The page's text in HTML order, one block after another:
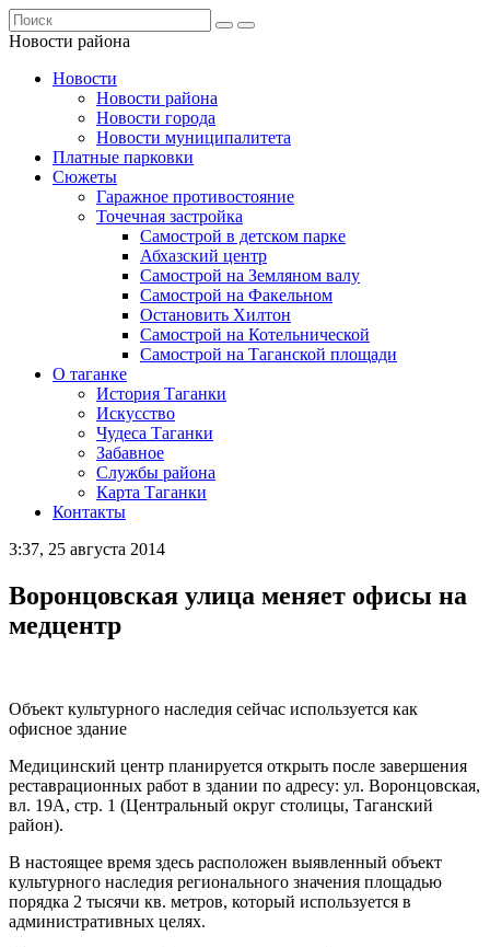
Новости района
Новости
Новости района
Новости города
Новости муниципалитета
Платные парковки
Сюжеты
Гаражное противостояние
Точечная застройка
Самострой в детском парке
Абхазский центр
Самострой на Земляном валу
Самострой на Факельном
Остановить Хилтон
Самострой на Котельнической
Самострой на Таганской площади
О таганке
История Таганки
Искусство
Чудеса Таганки
Забавное
Службы района
Карта Таганки
Контакты
3:37, 25 августа 2014
Воронцовская улица меняет офисы на
медцентр
Объект культурного наследия сейчас используется как
офисное здание
Медицинский центр планируется открыть после завершения
реставрационных работ в здании по адресу: ул. Воронцовская,
вл. 19А, стр. 1 (Центральный округ столицы, Таганский
район).
В настоящее время здесь расположен выявленный объект
культурного наследия регионального значения площадью
порядка 2 тысячи кв. метров, который используется в
административных целях.